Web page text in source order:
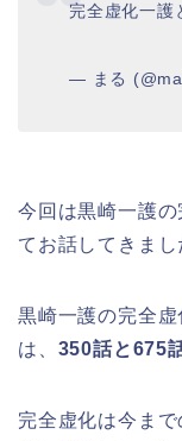
完全虚化一護
— まる
今回は黒崎一護
てお話してきまし
黒崎一護の完全
は、 350話と675
完全虚化は今ま